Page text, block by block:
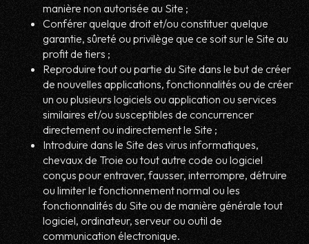
manière non autorisée au Site ;
Conférer quelque droit et/ou constituer quelque
garantie, sûreté ou privilège que ce soit sur le Site au
profit de tiers ;
Reproduire tout ou partie du Site dans le but de créer
de nouvelles applications, fonctionnalités ou de créer
un ou plusieurs logiciels ou application ou services
similaires et/ou susceptibles de concurrencer
directement ou indirectement le Site ;
Introduire dans le Site des virus informatiques,
chevaux de Troie ou tout autre code ou logiciel
conçus pour entraver, fausser, interrompre, détruire
ou limiter le fonctionnement normal ou les
fonctionnalités du Site ou de manière générale tout
logiciel, ordinateur, serveur ou outil de
communication électronique.